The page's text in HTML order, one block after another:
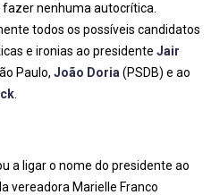
nenhuma autocrítica.
todos os possíveis candidatos
e ironias ao presidente Jair
Paulo, João Doria (PSDB) e ao
a ligar o nome do presidente ao
vereadora Marielle Franco